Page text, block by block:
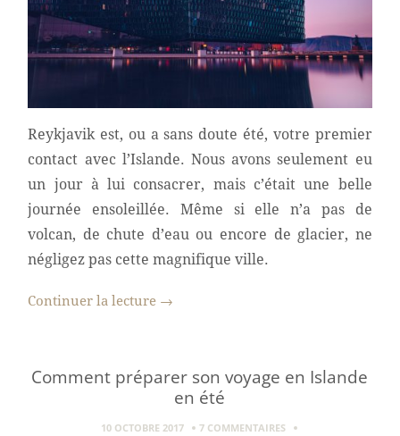
Reykjavik est, ou a sans doute été, votre premier
contact avec l’Islande. Nous avons seulement eu
un jour à lui consacrer, mais c’était une belle
journée ensoleillée. Même si elle n’a pas de
volcan, de chute d’eau ou encore de glacier, ne
négligez pas cette magnifique ville.
Continuer la lecture →
Comment préparer son voyage en Islande
en été
10 OCTOBRE 2017
7 COMMENTAIRES